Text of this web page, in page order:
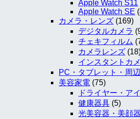
Apple Watch S11
Apple Watch SE
カメラ・レンズ (169)
デジタルカメラ
チェキフィルム
カメラレンズ
インスタントカ
PC・タブレット・周
美容家電 (75)
ドライヤー・ア
健康器具 (5)
光美容器・美顔器